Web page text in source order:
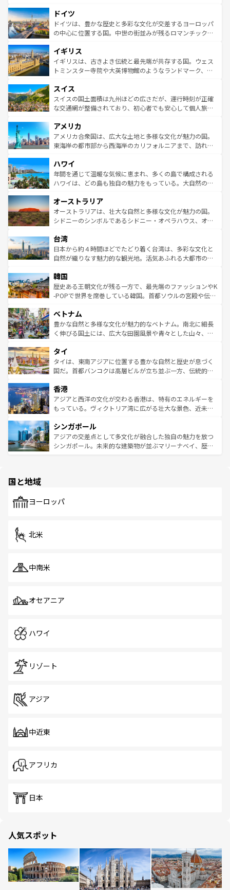
せる。地方によって風土や気候が異なるスペインはその個
性で訪れる人を魅了する。 なお、新着のスペイン情報は コ
ンテンツ一覧を参照してほしい。
で、幅広い魅力が詰まっている。華麗な宮殿、歴史的な大
聖堂、美しいビーチ、そして豊かな自然が、訪れる者を心
から魅了する。また、フランスは美食の国としても知ら
いる。シャンパンの発祥地であるランス、プロヴァンスの
香り高いラベンダー畑など、多彩な楽しみ方が可能だ。さ
らに、パリ以外の地域にも魅力が溢れており、どの街角に
れる地方に足を運ぶとそれぞれで全く異なる文化を体験で
きるだろう。 なお、新着のフランス情報はコンテンツ一覧
を参照してほしい。
ドイツ
ドイツは、豊かな歴史と多彩な文化が交差するヨーロッパ
の中心に位置する国。中世の街並みが残るロマンチック街
顔を持つこの国は、どこを歩いても飽きることがない。ベ
ルリンの文化的活気、バイエルン州のアルプスの絶景、そ
してライン川沿いのワイン畑といった風景は必見。ビール
は、お酒好きな人にはぜひ体験してほしい。 なお、新着の
ドイツ情報はコンテンツ一覧を参照してほしい。
イギリス
イギリスは、古きよき伝統と最先端が共存する国。ウェス
トミンスター寺院や大英博物館のようなランドマーク、歴
リアごとに異なる魅力がある。また、優雅なアフタヌーン
ティー、ビール好きにはたまらない英国パブ、サッカー観
戦など、本場だからこそできる体験も豊富。イギリスを旅
ンツ一覧を参照してほしい。
スイス
スイスの国土面積は九州ほどの広さだが、運行時刻が正確
な交通網が整備されており、初心者でも安心して個人旅行
の建物がそのまま残る町や、スイスならではのユニークな
博物館もあり、アルプス観光だけでなく町歩きも満喫する
ことができる。国民の所得が高いため物価も高いが、旅行
ば市内交通費無料で観光を楽しむこともできる。 なお、新
着のスイス情報はコンテンツ一覧 を参照してほしい。
アメリカ
アメリカ合衆国は、広大な土地と多様な文化が魅力の国。
東海岸の都市部から西海岸のカリフォルニアまで、訪れる
のような巨大都市は、観光、ショッピング、エンターテイ
ンメントが詰まった刺激的なスポットだ。一方、アメリカ
西部には大自然が広がり、グランドキャニオンやイエロー
部のニューオーリンズでは、音楽と美食が融合した独特の
文化が魅力。旅行者はアメリカの各地域で異なる魅力を楽
しみながら、その多様性と豊かな歴史を感じることができ
ならではの贅沢な旅のスタイルだ。 なお、新着のアメリカ
情報はコンテンツ一覧を参照してほしい。
ハワイ
年間を通じて温暖な気候に恵まれ、多くの島で構成される
ハワイは、どの島も独自の魅力をもっている。大自然の神
ワイ島は見逃せない。また、定番の観光地といえばオアフ
島だが、静かな自然を求めるならマウイ島やカウアイ島が
おすすめ。エメラルドグリーンに輝く海をはじめ、豊かな
れるおもてなしの心で訪れる人々を迎えてくれるハワイの
人々、おいしいローカルフードやハワイアンミュージッ
ク、伝統的なフラダンスなど、すべてがハワイの魅力を彩
ワイを、存分に味わってほしい。 なお、新着のハワイ情報
はコンテンツ一覧を参照してほしい。
オーストラリア
オーストラリアは、壮大な自然と多様な文化が魅力の国。
シドニーのシンボルであるシドニー・オペラハウス、オー
リアリーフや大陸中央部にそびえるウルル（エアーズロッ
ク）、タスマニアの美しい原生林やケアンズの熱帯雨林な
ど、見どころがたくさん。また、カフェやワイン、オージ
いる。アクティビティも充実しており、サーフィンやダイ
ビング、ハイキングなど、アウトドア好きにはたまらな
い。オーストラリアの多彩な魅力を存分に味わいつくそ
参照してほしい。
台湾
日本から約４時間ほどでたどり着く台湾は、多彩な文化と
自然が織りなす魅力的な観光地。活気あふれる大都市の台
ン）、静ひつな山岳地帯である台湾東部など、都市の喧騒
と山間の静けさが共存しており、訪れる人に新しい発見と
驚きをもたらしてくれる。また、奥深い台湾の食文化も魅
容にもいいと評判のスイーツなど、バラエティ豊かな料理
が味わえる。 なお、新着の台湾情報は コンテンツ一覧を参
照してほしい。
韓国
歴史ある王朝文化が残る一方で、最先端のファッションやK
-POPで世界を席巻している韓国。首都ソウルの宮殿や伝統
き、地方に足を延ばせば四季折々の自然美を楽しむことが
できる。そして、キムチや焼肉、絶品のストリートフード
まで、さまざまな韓国料理が待っている。夜には、韓国な
リティに包まれながら、韓国の多彩な魅力を心ゆくまで味
わってみてほしい。 なお、新着の韓国情報はコンテンツ一
覧を参照してほしい。
ベトナム
豊かな自然と多様な文化が魅力的なベトナム。南北に細長
く伸びる国土には、広大な田園風景や青々とした山々、世
急速な発展と共に伝統が息づく。ハノイの古い町並みやホ
ーチミン市のフランス統治時代の建物も、独特の雰囲気を
醸し出している。また、バラエティの豊かさとおいしさで
とつ。フォーやバインミー、ベトナムコーヒーなどは、ぜ
ひ現地で味わいたい。どの地域を訪れてもあたたかい人々
が旅行者を迎えてくれるので、きっと忘れられない旅にな
参照してほしい。
タイ
タイは、東南アジアに位置する豊かな自然と歴史が息づく
国だ。首都バンコクは高層ビルが立ち並ぶ一方、伝統的な
の活気が交差している。北部ではチェンマイなどの山岳地
帯で自然と触れ合い、南部ではプーケットやクラビの美し
いビーチでリゾート気分を楽しむことができる。タイ料理
激する。気候は一年中温暖で、どの季節にも異なる楽しみ
が待っている。親しみやすいタイの人々、仏教を中心とし
た文化、そして多様な観光資源が、訪れる旅人を魅了し続
香港
アジアと西洋の文化が交わる香港は、特有のエネルギーを
もっている。ヴィクトリア湾に広がる壮大な景色、近未来
み、どこを訪れても感動するはず。観光スポットが密集し
ており、効率よく見どころを回れるのも魅力。息をのむよ
うな絶景から文化的な体験まで、香港を存分に楽しみ尽く
シンガポール
アジアの交差点として多文化が融合した独自の魅力を放つ
シンガポール。未来的な建築物が並ぶマリーナベイ、歴史
で、ホーカーズは地元の風情を楽しめる外せないスポット
国と地域
ヨーロッパ
北米
中南米
オセアニア
ハワイ
リゾート
アジア
中近東
アフリカ
日本
人気スポット